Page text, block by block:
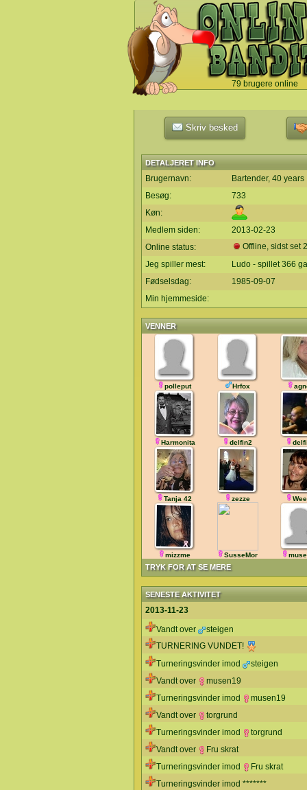
79 brugere online
`
Skriv besked
DETALJERET INFO
Brugernavn:
Bartender, 40 years
Besøg:
733
Køn:
Medlem siden:
2013-02-23
Online status:
Offline, sidst set
Jeg spiller mest:
Ludo - spillet 366
Fødselsdag:
1985-09-07
Min hjemmeside:
VENNER
TRYK FOR AT SE MERE
polleput Hrfox
Harmonita delfin2
Tanja 42 zezze
mizzme SusseMor
SENESTE AKTIVITET
2013-11-23
Vandt over
steigen
TURNERING VUNDET!
Turneringsvinder imod
steigen
Vandt over
musen19
Turneringsvinder imod
musen19
Vandt over
torgrund
Turneringsvinder imod
torgrund
Vandt over
Fru skrat
Turneringsvinder imod
Fru skrat
Turneringsvinder imod *******